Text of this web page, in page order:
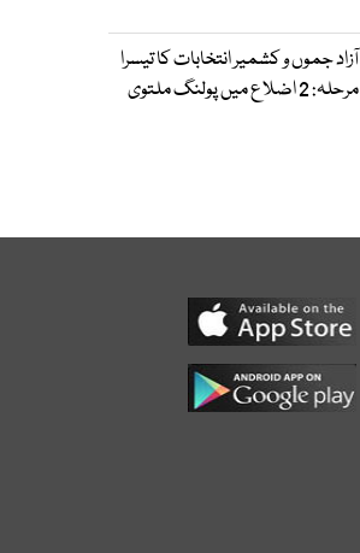
آزاد جموں و کشمیر انتخابات کا تیسرا
مرحلہ: 2 اضلاع میں پولنگ ملتوی